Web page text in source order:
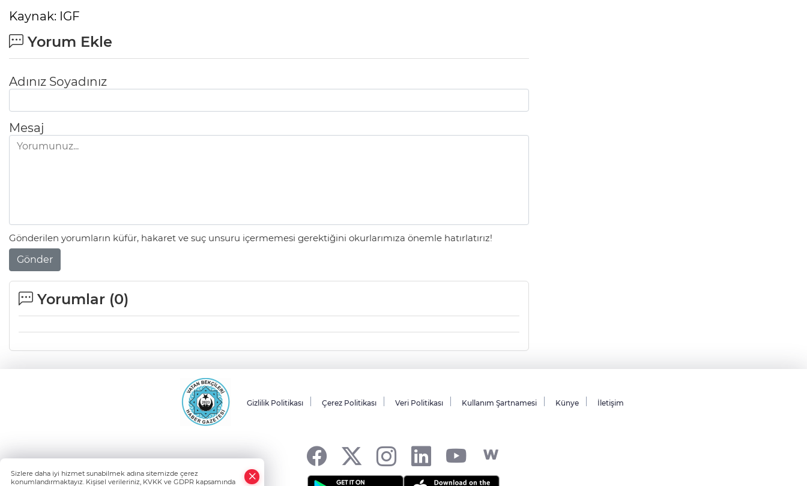
Kaynak: IGF
Yorum Ekle
Adınız Soyadınız
Mesaj
Gönderilen yorumların küfür, hakaret ve suç unsuru içermemesi gerektiğini okurlarımıza önemle hatırlatırız!
Gönder
Yorumlar (0)
Gizlilik Politikası Çerez Politikası Veri Politikası Kullanım Şartnamesi Künye İletişim
Sizlere daha iyi hizmet sunabilmek adına sitemizde çerez
konumlandırmaktayız. Kişisel verileriniz, KVKK ve GDPR kapsamında